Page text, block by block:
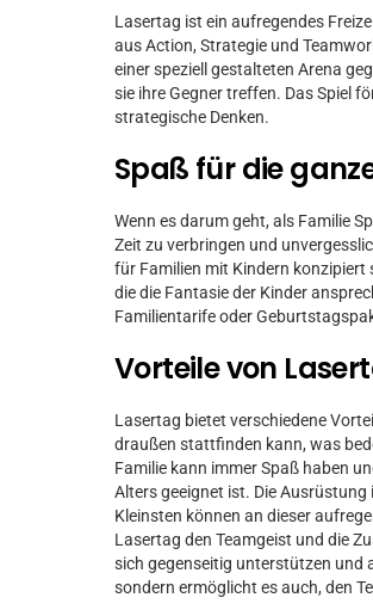
Lasertag ist ein aufregendes
aus Action, Strategie und
einer speziell gestalteten Arena
sie ihre Gegner treffen. Das Spiel
strategische Denken.
Spaß für die
Wenn es darum geht, als Familie
Zeit zu verbringen und
für Familien mit Kindern konzipiert
die die Fantasie der Kinder
Familientarife oder
Vorteile von
Lasertag bietet verschiedene
draußen stattfinden kann, was
Familie kann immer Spaß haben
Alters geeignet ist. Die
Kleinsten können an dieser
Lasertag den Teamgeist und die
sich gegenseitig unterstützen und
sondern ermöglicht es auch, den